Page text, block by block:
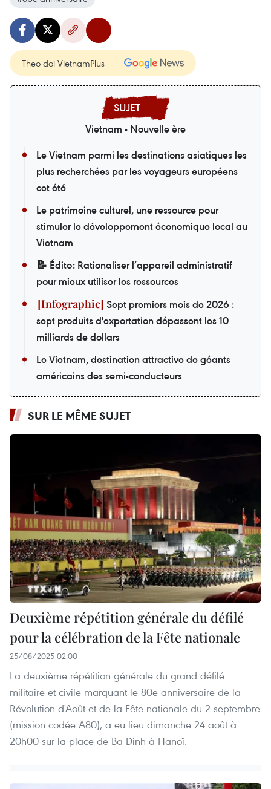
Theo dõi VietnamPlus
Vietnam - Nouvelle ère
Le Vietnam parmi les destinations asiatiques les
plus recherchées par les voyageurs européens
cet été
Le patrimoine culturel, une ressource pour
stimuler le développement économique local au
Vietnam
📝 Édito: Rationaliser l’appareil administratif
pour mieux utiliser les ressources
Sept premiers mois de 2026 :
sept produits d'exportation dépassent les 10
milliards de dollars
Le Vietnam, destination attractive de géants
américains des semi-conducteurs
SUR LE MÊME SUJET
Deuxième répétition générale du défilé
pour la célébration de la Fête nationale
25/08/2025 02:00
La deuxième répétition générale du grand défilé
militaire et civile marquant le 80e anniversaire de la
Révolution d'Août et de la Fête nationale du 2 septembre
(mission codée A80), a eu lieu dimanche 24 août à
20h00 sur la place de Ba Dinh à Hanoï.